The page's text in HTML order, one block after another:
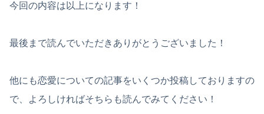
今回の内容は以上になります！
最後まで読んでいただきありがとうございました！
他にも恋愛についての記事をいくつか投稿しておりますの
で、よろしければそちらも読んでみてください！